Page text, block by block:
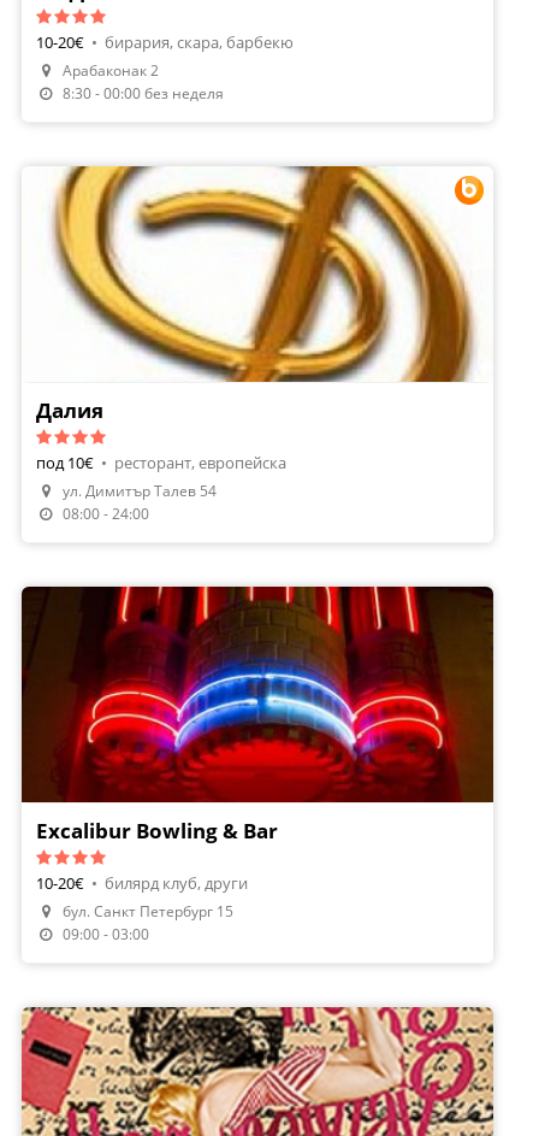
10-20€ • бирария, скара, барбекю
Арабаконак 2
8:30 - 00:00 без неделя
Направи Резервация
Далия
под 10€ • ресторант, европейска
ул. Димитър Талев 54
08:00 - 24:00
Excalibur Bowling & Bar
10-20€ • билярд клуб, други
бул. Санкт Петербург 15
09:00 - 03:00